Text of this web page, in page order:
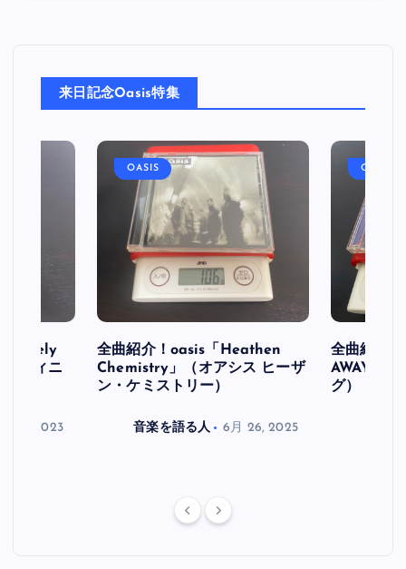
ョ
ン
来日記念Oasis特集
フィニ
30, 2023
OASIS
全曲紹介！oasis「Heathen
Chemistry」（オアシス ヒーザ
ン・ケミストリー）
音楽を語る人 6月 26, 2025
OASIS
全曲紹介
AWAY」
グ）